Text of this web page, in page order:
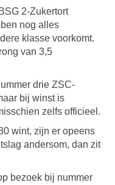
2-Zukertort
nog alles
klasse voorkomt.
van 3,5
drie ZSC-
bij winst is
zelfs officieel.
wint, zijn er opeens
andersom, dan zit
bezoek bij nummer